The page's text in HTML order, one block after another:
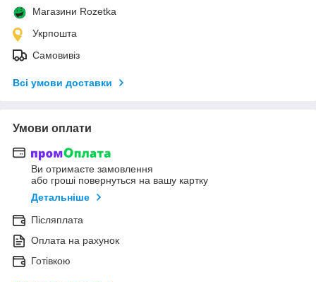
Магазини Rozetka
Укрпошта
Самовивіз
Всі умови доставки
Умови оплати
Ви отримаєте замовлення
або гроші повернуться на вашу картку
Детальніше
Післяплата
Оплата на рахунок
Готівкою